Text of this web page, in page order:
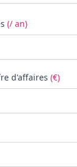
(/ an)
d'affaires (€)